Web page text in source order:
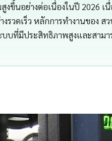
ขึ้นอย่างต่อเนื่องในปี 2026 เนื่
วดเร็ว หลักการทำงานของ ส
บบที่มีประสิทธิภาพสูงและสามา